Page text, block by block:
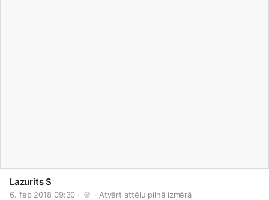
Lazurits S
6. feb 2018 09:30 · · Atvērt attēlu pilnā izmērā